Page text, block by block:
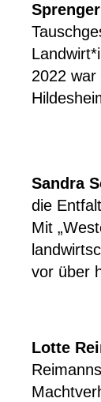
Sprenger
Landwirt
2022
Sandra
die
Mit
vor über
Lotte